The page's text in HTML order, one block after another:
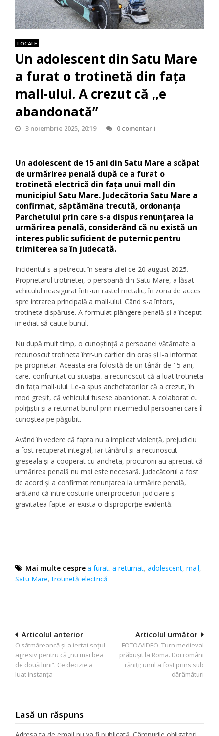
LOCALE
Un adolescent din Satu Mare
a furat o trotinetă din fața
mall-ului. A crezut că ,,e
abandonată”
3 noiembrie 2025, 20:19 0 comentarii
Un adolescent de 15 ani din Satu Mare a scăpat
de urmărirea penală după ce a furat o
trotinetă electrică din fața unui mall din
municipiul Satu Mare. Judecătoria Satu Mare a
confirmat, săptămâna trecută, ordonanța
Parchetului prin care s-a dispus renunțarea la
urmărirea penală, considerând că nu există un
interes public suficient de puternic pentru
trimiterea sa în judecată.
Incidentul s-a petrecut în seara zilei de 20 august 2025.
Proprietarul trotinetei, o persoană din Satu Mare, a lăsat
vehiculul neasigurat într-un rastel metalic, în zona de acces
spre intrarea principală a mall-ului. Când s-a întors,
trotineta dispăruse. A formulat plângere penală și a început
imediat să caute bunul.
Nu după mult timp, o cunoștință a persoanei vătămate a
recunoscut trotineta într-un cartier din oraș și l-a informat
pe proprietar. Aceasta era folosită de un tânăr de 15 ani,
care, confruntat cu situația, a recunoscut că a luat trotineta
din fața mall-ului. Le-a spus anchetatorilor că a crezut, în
mod greșit, că vehiculul fusese abandonat. A colaborat cu
polițiștii și a returnat bunul prin intermediul persoanei care îl
cunoștea pe păgubit.
Având în vedere că fapta nu a implicat violență, prejudiciul
a fost recuperat integral, iar tânărul și-a recunoscut
greșeala și a cooperat cu ancheta, procurorii au apreciat că
urmărirea penală nu mai este necesară. Judecătorul a fost
de acord și a confirmat renunțarea la urmărire penală,
arătând că între costurile unei proceduri judiciare și
gravitatea faptei ar exista o disproporție evidentă.
Mai multe despre a furat,a returnat,adolescent,mall,
Satu Mare,trotinetă electrică
Navigare
în
articole
Articolul următor
FOTO/VIDEO. Turn medieval
prăbușit la Roma. Doi români
răniți; unul a fost prins sub
dărâmături
Articolul anterior
O sătmăreancă și-a iertat soțul
agresiv pentru că „nu mai bea
de două luni”. Ce decizie a
luat instanța
Lasă un răspuns